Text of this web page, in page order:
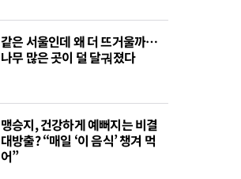
같은 서울인데 왜 더 뜨거울까…
나무 많은 곳이 덜 달궈졌다
맹승지, 건강하게 예뻐지는 비결
대방출? “매일 ‘이 음식’ 챙겨 먹
어”